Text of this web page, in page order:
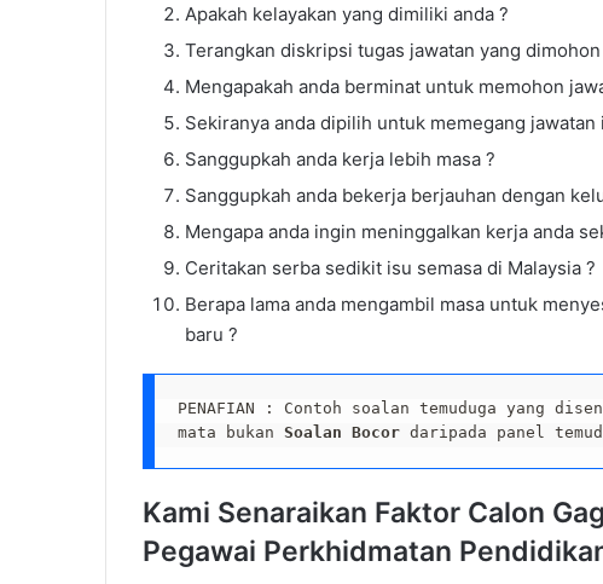
Apakah kelayakan yang dimiliki anda ?
Terangkan diskripsi tugas jawatan yang dimohon
Mengapakah anda berminat untuk memohon
Sekiranya anda dipilih untuk memegang
Sanggupkah anda kerja lebih masa ?
Sanggupkah anda bekerja berjauhan dengan
Mengapa anda ingin meninggalkan kerja anda
Ceritakan serba sedikit isu semasa di Malaysia ?
Berapa lama anda mengambil masa untuk
baru ?
PENAFIAN : Contoh soalan temuduga yang
mata bukan Soalan Bocor daripada panel
Kami Senaraikan Faktor Calon
Pegawai Perkhidmatan
Popular